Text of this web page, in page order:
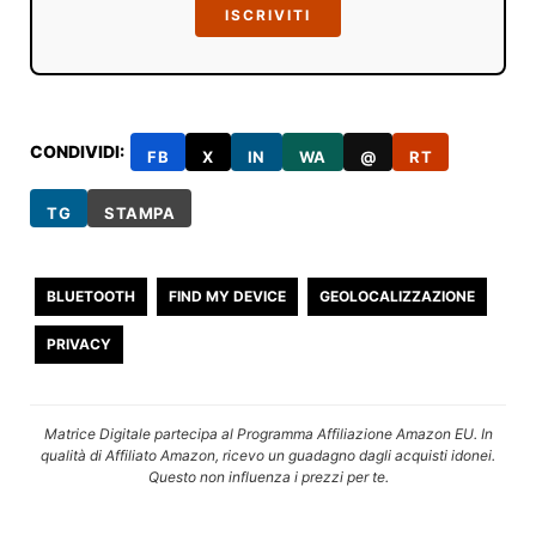
ISCRIVITI
CONDIVIDI: FB X IN WA @ RT
TG STAMPA
BLUETOOTH FIND MY DEVICE GEOLOCALIZZAZIONE
PRIVACY
Matrice Digitale partecipa al Programma Affiliazione Amazon EU. In
qualità di Affiliato Amazon, ricevo un guadagno dagli acquisti idonei.
Questo non influenza i prezzi per te.